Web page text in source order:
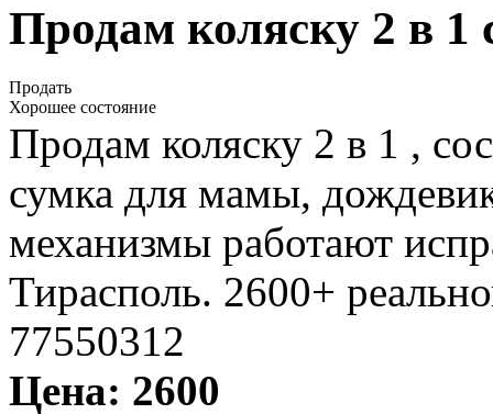
Продам коляску 2 в 1
Продать
Хорошее состояние
Продам коляску 2 в 1 ,
сумка для мамы,
механизмы работают
Тирасполь. 2600+
77550312
Цена: 2600